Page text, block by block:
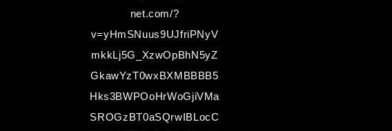
net.com/?
v=yHmSNuus9UJfriPNyV
mkkLj5G_XzwOpBhN5yZ
GkawYzT0wxBXMBBBB5
Hks3BWPOoHrWoGjiVMa
SROGzBT0aSQrwIBLocC